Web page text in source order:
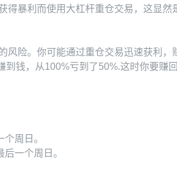
暴利而使用大杠杆重仓交易，这显然
险。你可能通过重仓交易迅速获利
钱，从100%亏到了50%.这时你要赚
周日。
一个周日。